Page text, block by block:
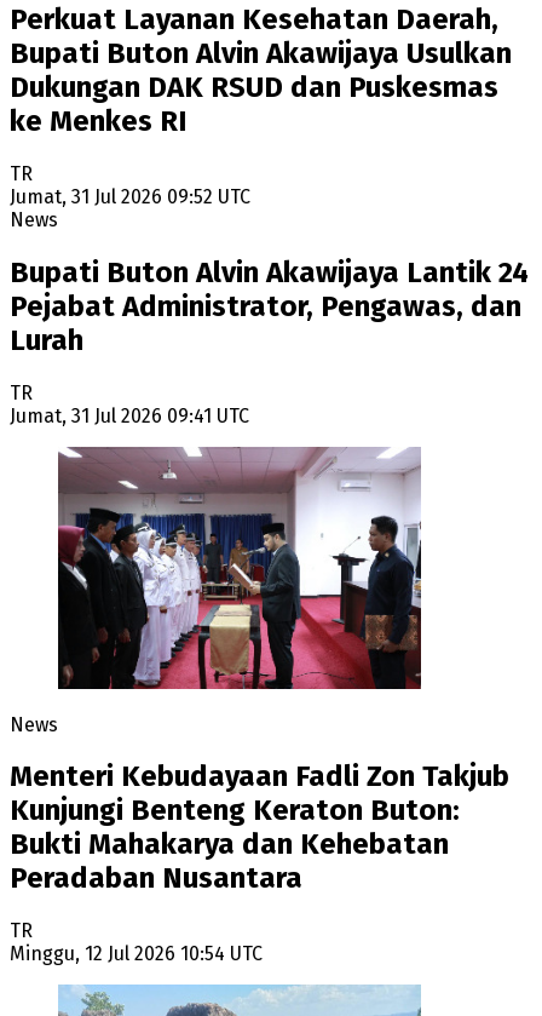
Perkuat Layanan Kesehatan Daerah,
Bupati Buton Alvin Akawijaya Usulkan
Dukungan DAK RSUD dan Puskesmas
ke Menkes RI
TR
Jumat, 31 Jul 2026 09:52 UTC
News
Bupati Buton Alvin Akawijaya Lantik 24
Pejabat Administrator, Pengawas, dan
Lurah
TR
Jumat, 31 Jul 2026 09:41 UTC
News
Menteri Kebudayaan Fadli Zon Takjub
Kunjungi Benteng Keraton Buton:
Bukti Mahakarya dan Kehebatan
Peradaban Nusantara
TR
Minggu, 12 Jul 2026 10:54 UTC